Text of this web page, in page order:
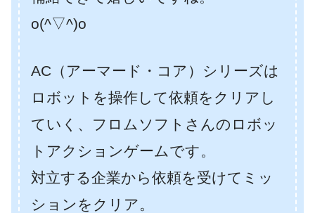
o(^▽^)o
AC（アーマード・コア）シリーズは
ロボットを操作して依頼をクリアし
ていく、フロムソフトさんのロボッ
トアクションゲームです。
対立する企業から依頼を受けてミッ
ションをクリア。